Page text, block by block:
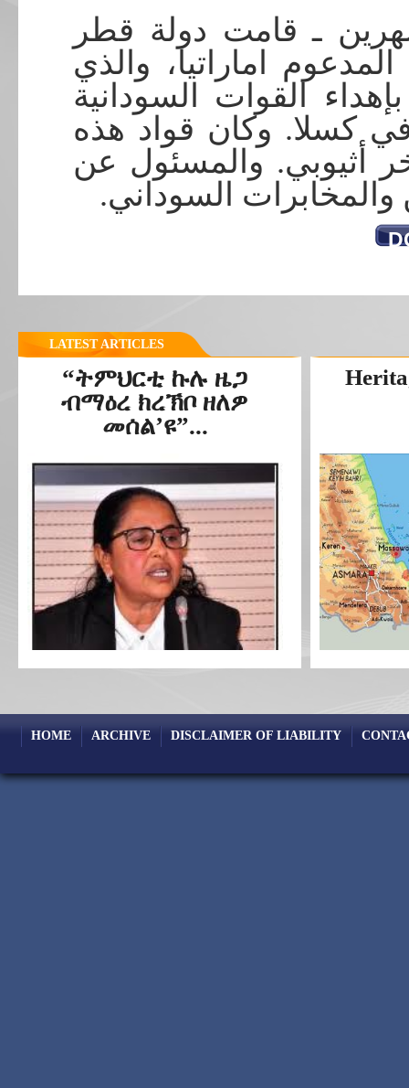
ـ قامت دولة قطر
اماراتيا، والذي
القوات السودانية
كسلا. وكان قواد هذه
أثيوبي. والمسئول عن
والمخابرات السوداني.
LATEST ARTICLES
“ትምህርቲ ኩሉ ዜጋ
ብማዕረ ክረኽቦ ዘለዎ
መሰል’ዩ”...
HOME ARCHIVE DISCLAIMER OF LIABILITY